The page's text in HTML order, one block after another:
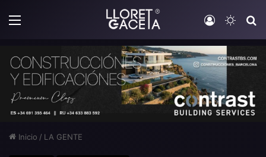
Menú Iniciar
Inicio / LA GENTE